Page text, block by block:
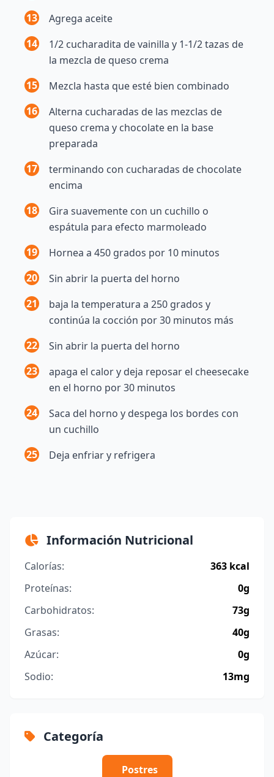
13
Agrega aceite
14
1/2 cucharadita de vainilla y 1-1/2 tazas de
la mezcla de queso crema
15
Mezcla hasta que esté bien combinado
16
Alterna cucharadas de las mezclas de
queso crema y chocolate en la base
preparada
17
terminando con cucharadas de chocolate
encima
18
Gira suavemente con un cuchillo o
espátula para efecto marmoleado
19
Hornea a 450 grados por 10 minutos
20
Sin abrir la puerta del horno
21
baja la temperatura a 250 grados y
continúa la cocción por 30 minutos más
22
Sin abrir la puerta del horno
23
apaga el calor y deja reposar el cheesecake
en el horno por 30 minutos
24
Saca del horno y despega los bordes con
un cuchillo
25
Deja enfriar y refrigera
Información Nutricional
Calorías:
363 kcal
Proteínas:
0g
Carbohidratos:
73g
Grasas:
40g
Azúcar:
0g
Sodio:
13mg
Categoría
Postres